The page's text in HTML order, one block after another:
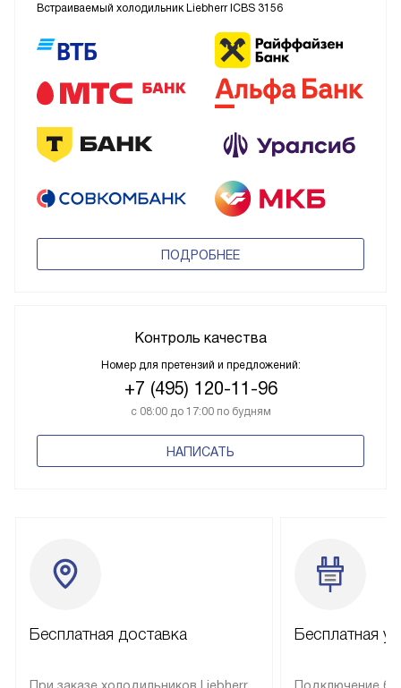
Встраиваемый холодильник Liebherr ICBS 3156
ПОДРОБНЕЕ
Контроль качества
Номер для претензий и предложений:
+7 (495) 120-11-96
с 08:00 до 17:00 по будням
НАПИСАТЬ
Бесплатная доставка
При заказе холодильников Liebherr
Бесплатная
Подключение